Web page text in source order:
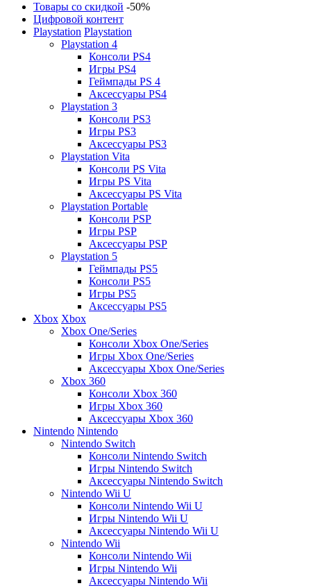
Товары со скидкой -50%
Цифровой контент
Playstation Playstation
Playstation 4
Консоли PS4
Игры PS4
Геймпады PS 4
Аксессуары PS4
Playstation 3
Консоли PS3
Игры PS3
Аксессуары PS3
Playstation Vita
Консоли PS Vita
Игры PS Vita
Аксессуары PS Vita
Playstation Portable
Консоли PSP
Игры PSP
Аксессуары PSP
Playstation 5
Геймпады PS5
Консоли PS5
Игры PS5
Аксессуары PS5
Xbox Xbox
Xbox One/Series
Консоли Xbox One/Series
Игры Xbox One/Series
Аксессуары Xbox One/Series
Xbox 360
Консоли Xbox 360
Игры Xbox 360
Аксессуары Xbox 360
Nintendo Nintendo
Nintendo Switch
Консоли Nintendo Switch
Игры Nintendo Switch
Аксессуары Nintendo Switch
Nintendo Wii U
Консоли Nintendo Wii U
Игры Nintendo Wii U
Аксессуары Nintendo Wii U
Nintendo Wii
Консоли Nintendo Wii
Игры Nintendo Wii
Аксессуары Nintendo Wii